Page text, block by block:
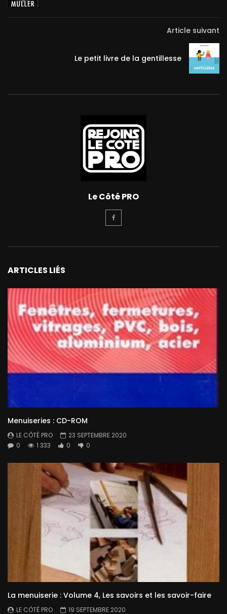
Article suivant
Le petit livre de la gentillesse
Le Côté PRO
ARTICLES LIÉS
Menuiseries : CD-ROM
LE CÔTÉ PRO
23 SEPTEMBRE 2020
0
1 333 0 0
La menuiserie : Volume 4, Les savoirs et les savoir-faire
LE CÔTÉ PRO 19 SEPTEMBRE 2020